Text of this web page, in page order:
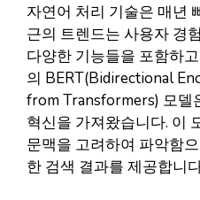
자연어 처리 기술은 매년
근의 트렌드는 사용자 경
다양한 기능들을 포함하
의 BERT(Bidirectional
from Transformers) 모델
혁신을 가져왔습니다. 이
문맥을 고려하여 파악함
한 검색 결과를 제공합니